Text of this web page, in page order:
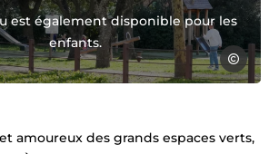
Armand
est également disponible pour les
enfants.
amoureux des grands espaces verts,